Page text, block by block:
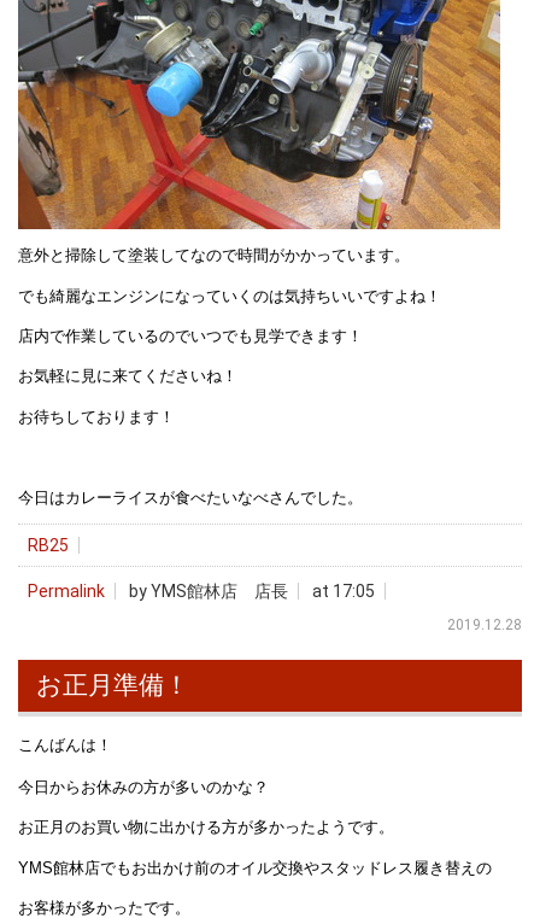
意外と掃除して塗装してなので時間がかかっています。
でも綺麗なエンジンになっていくのは気持ちいいですよね！
店内で作業しているのでいつでも見学できます！
お気軽に見に来てくださいね！
お待ちしております！
今日はカレーライスが食べたいなべさんでした。
RB25
Permalink by YMS館林店 店長 at 17:05
2019.12.28
お正月準備！
こんばんは！
今日からお休みの方が多いのかな？
お正月のお買い物に出かける方が多かったようです。
YMS館林店でもお出かけ前のオイル交換やスタッドレス履き替えの
お客様が多かったです。